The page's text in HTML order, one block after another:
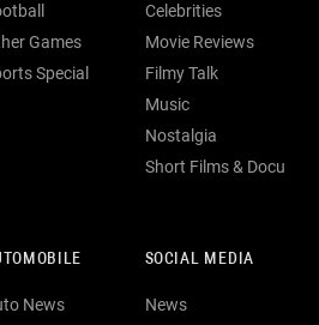
Games
Special
Celebrities
Movie Reviews
Filmy Talk
Music
Nostalgia
Short Films & Docu
News
SOCIAL MEDIA
News